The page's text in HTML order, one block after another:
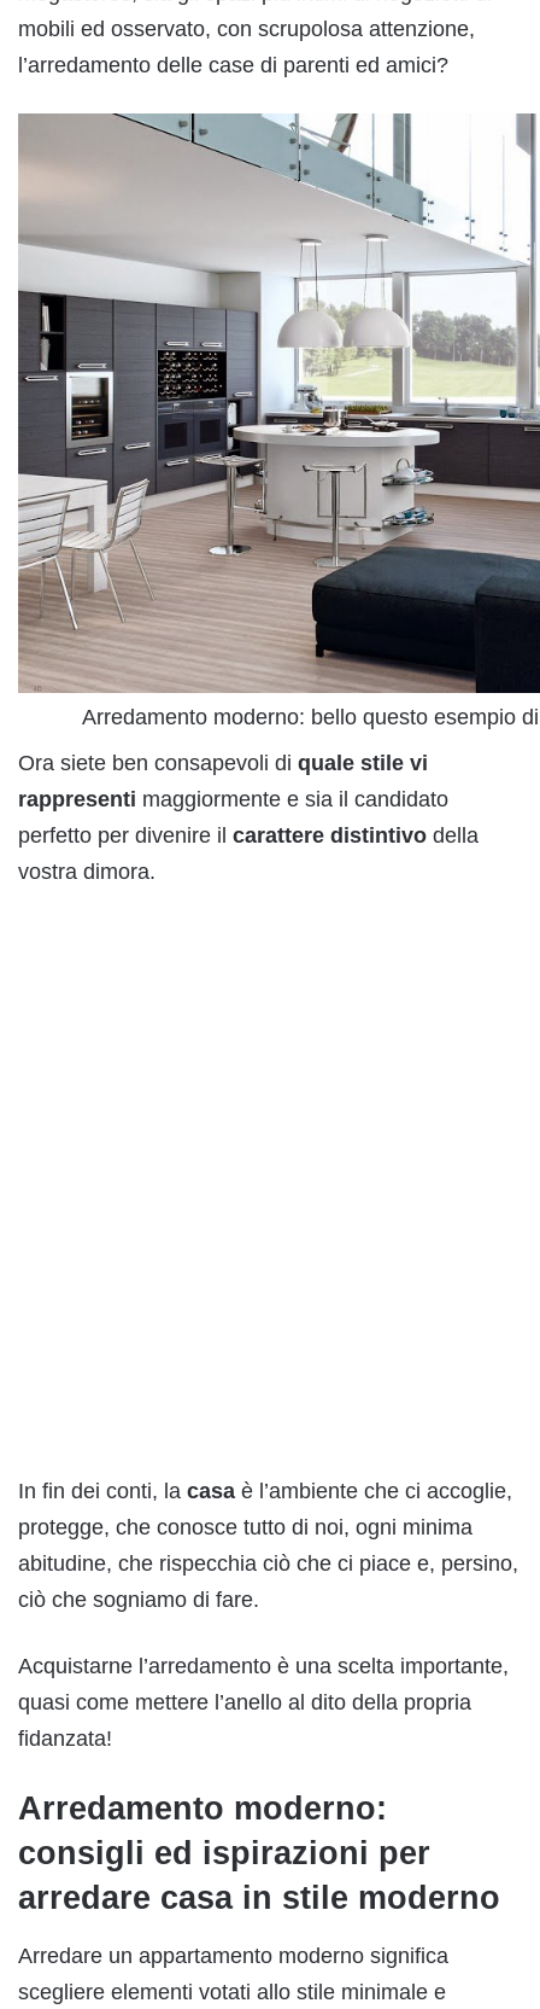
mobili ed osservato, con scrupolosa attenzione,
l’arredamento delle case di parenti ed amici?
Arredamento moderno: bello questo esempio
Ora siete ben consapevoli di quale stile vi
rappresenti maggiormente e sia il candidato
perfetto per divenire il carattere distintivo della
vostra dimora.
In fin dei conti, la casa è l’ambiente che ci accoglie,
protegge, che conosce tutto di noi, ogni minima
abitudine, che rispecchia ciò che ci piace e, persino,
ciò che sogniamo di fare.
Acquistarne l’arredamento è una scelta importante,
quasi come mettere l’anello al dito della propria
fidanzata!
Arredamento moderno:
consigli ed ispirazioni per
arredare casa in stile moderno
Arredare un appartamento moderno significa
scegliere elementi votati allo stile minimale e